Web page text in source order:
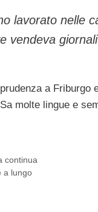
lavorato nelle
vendeva
a
molte lingue e
continua
a lungo